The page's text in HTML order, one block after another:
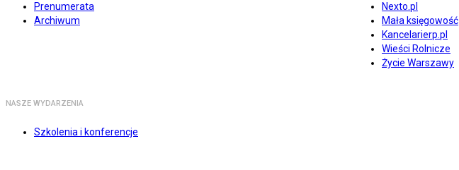
Prenumerata
Archiwum
Nexto.pl
Mała księgowość
Kancelarierp.pl
Wieści Rolnicze
Życie Warszawy
NASZE WYDARZENIA
Szkolenia i konferencje